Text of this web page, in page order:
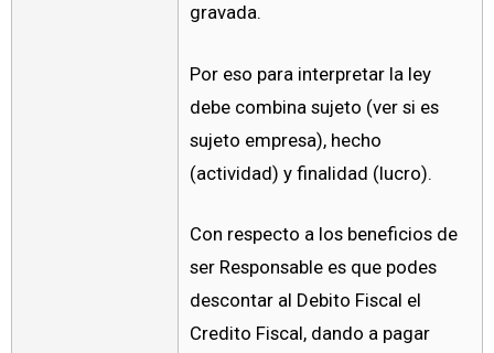
gravada.
Por eso para interpretar la ley
debe combina sujeto (ver si es
sujeto empresa), hecho
(actividad) y finalidad (lucro).
Con respecto a los beneficios de
ser Responsable es que podes
descontar al Debito Fiscal el
Credito Fiscal, dando a pagar